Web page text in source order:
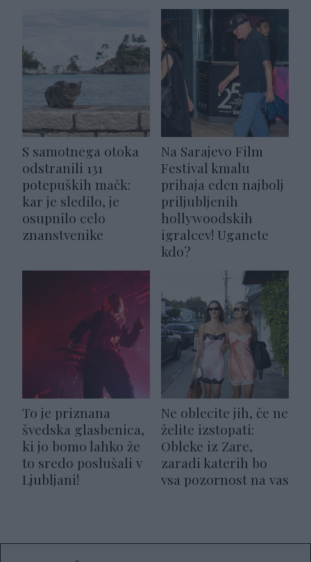
S samotnega otoka
odstranili 131
potepuških mačk:
kar je sledilo, je
osupnilo celo
znanstvenike
Na Sarajevo Film
Festival kmalu
prihaja eden najbolj
priljubljenih
hollywoodskih
igralcev! Uganete
kdo?
To je priznana
švedska glasbenica,
ki jo bomo lahko že
to sredo poslušali v
Ljubljani!
Ne oblecite jih, če ne
želite izstopati:
Obleke iz Zare,
zaradi katerih bo
vsa pozornost na vas